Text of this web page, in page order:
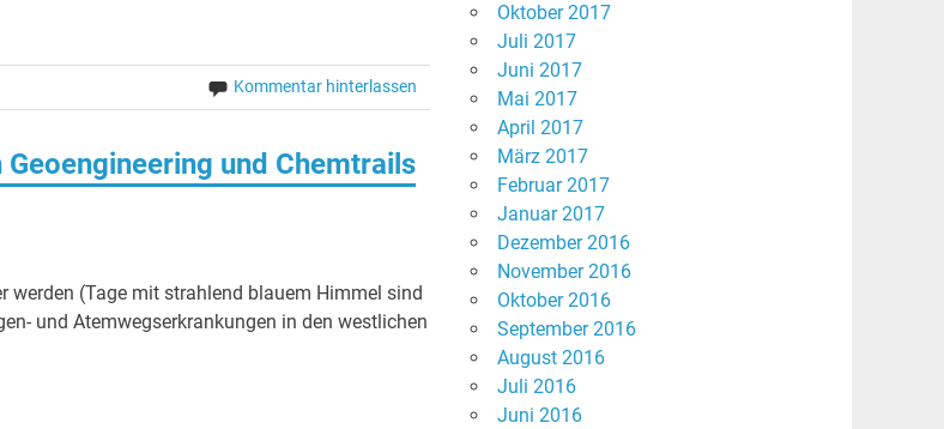
Kommentar hinterlassen
und Chemtrails
werden (Tage mit strahlend blauem Himmel sind
und Atemwegserkrankungen in den westlichen
Oktober 2017
Juli 2017
Juni 2017
Mai 2017
April 2017
März 2017
Februar 2017
Januar 2017
Dezember 2016
November 2016
Oktober 2016
September 2016
August 2016
Juli 2016
Juni 2016